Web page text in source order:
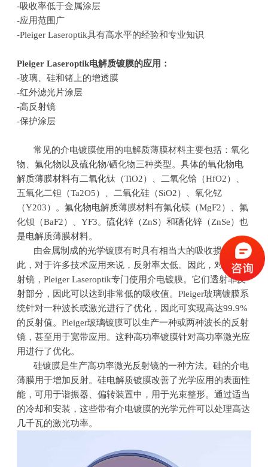
-吸收率低于金属涂层
-应用范围广
-Pleiger Laseroptik具有高水平的经验和专业知识
Pleiger Laseroptik电解质镀膜的应用：
-玻璃、硅和锗上的增透膜
-红外滤光片涂层
-高反射镜
-保护涂层
常见的介电镀膜使用的电解质薄膜材料主要包括：氧化
物、氟化物以及硫化物/硒化物三种类型。具体的氧化物电
解质薄膜材料有二氧化钛（TiO2）、二氧化铪（HfO2）、
五氧化二钽（Ta2O5）、二氧化硅（SiO2）、氧化钇
（Y203）。氟化物电解质薄膜材料有氟化镁（MgF2）、氟
化钡（BaF2）、YF3。硫化锌（ZnS）和硒化锌（ZnSe）也
是电解质薄膜材料。
由金属制成的光学镀膜有时具有相当大的吸收损失。因
此，对于许多技术应用来说，反射率太低。因此，对于高反
射镜，Pleiger Laseroptik专门使用介电镀膜。它们透射非反
射部分，因此可以达到非常低的吸收值。Pleiger玻璃镀膜系
统针对一种波长或激光进行了优化，因此可实现高达99.9%
的反射值。Pleiger玻璃镀膜可以生产一种或两种波长的反射
镜，甚至用于宽带应用。这种高功率镀膜针对高功率激光应
用进行了优化。
硅镀膜是生产高功率激光反射镜的一种方法。硅的介电
薄膜用于增加反射。硅电解质镀膜改善了光学应用的表面性
能，可用于谐振器、偏转装置中，用于光束整形。通过适当
的冷却和安装，这些带有介电镀膜的光学元件可以处理高达
几千瓦的激光功率。